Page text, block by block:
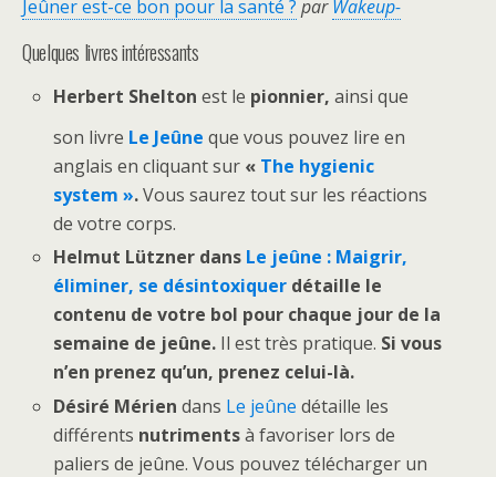
Jeûner est-ce bon pour la santé ? parWakeup-
Quelques livres intéressants
Herbert Shelton est le pionnier,ainsi que
son livre Le Jeûne que vous pouvez lire en
anglais en cliquant sur « The hygienic
system ».Vous saurez tout sur les réactions
de votre corps.
Helmut Lützner dans Le jeûne : Maigrir,
éliminer, se désintoxiquer détaille le
contenu de votre bol pour chaque jour de la
semaine de jeûne. Il est très pratique. Si vous
n’en prenez qu’un, prenez celui-là.
Désiré Mérien dans Le jeûne détaille les
différents nutrimentsà favoriser lors de
paliers de jeûne. Vous pouvez télécharger un